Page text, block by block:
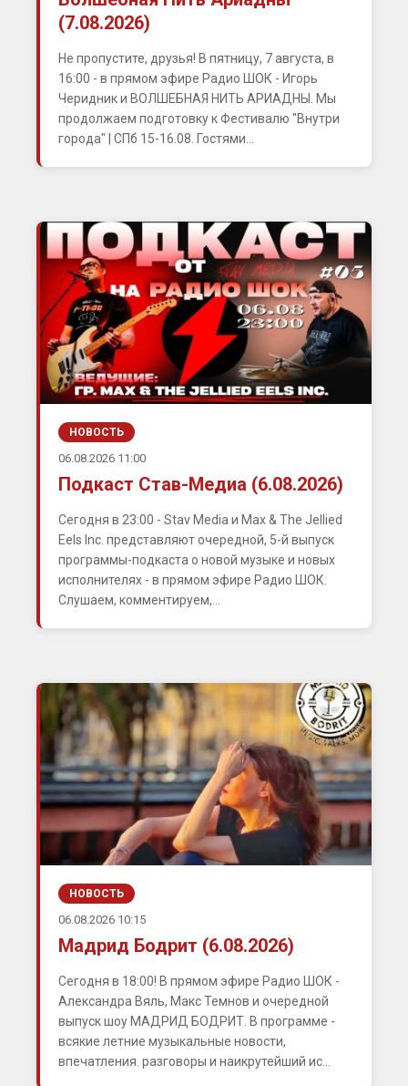
(7.08.2026)
Не пропустите, друзья! В пятницу, 7 августа, в
16:00 - в прямом эфире Радио ШОК - Игорь
Черидник и ВОЛШЕБНАЯ НИТЬ АРИАДНЫ. Мы
продолжаем подготовку к Фестивалю "Внутри
города" | СПб 15-16.08. Гостями...
НОВОСТЬ
06.08.2026 11:00
Подкаст Став-Медиа (6.08.2026)
Сегодня в 23:00 - Stav Media и Max & The Jellied
Eels Inc. представляют очередной, 5-й выпуск
программы-подкаста о новой музыке и новых
исполнителях - в прямом эфире Радио ШОК.
Слушаем, комментируем,...
НОВОСТЬ
06.08.2026 10:15
Мадрид Бодрит (6.08.2026)
Сегодня в 18:00! В прямом эфире Радио ШОК -
Александра Вяль, Макс Темнов и очередной
выпуск шоу МАДРИД БОДРИТ. В программе -
всякие летние музыкальные новости,
впечатления. разговоры и наикрутейший ис...